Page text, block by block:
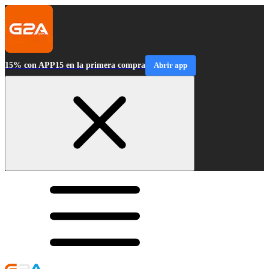
15% con APP15 en la primera compra Abrir app